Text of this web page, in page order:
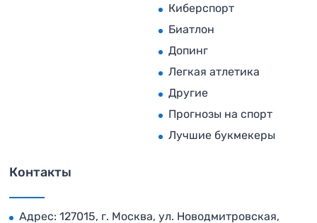
Киберспорт
Биатлон
Допинг
Легкая атлетика
Другие
Прогнозы на спорт
Лучшие букмекеры
Контакты
Адрес: 127015, г. Москва, ул. Новодмитровская,